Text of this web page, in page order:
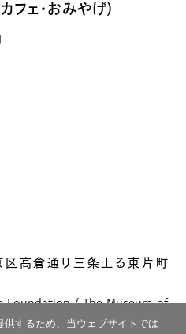
するため、当ウェブサイトでは
フェ・おみやげ）
高倉通り三条上る東片町
Foundation / The Museum of